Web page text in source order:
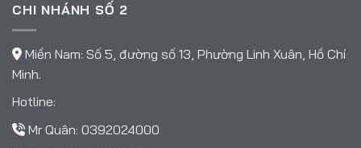
CHI NHÁNH SỐ 2
Miền Nam: Số 5, đường số 13, Phường Linh Xuân, Hồ Chí
Minh.
Hotline:
Mr Quân: 0392024000